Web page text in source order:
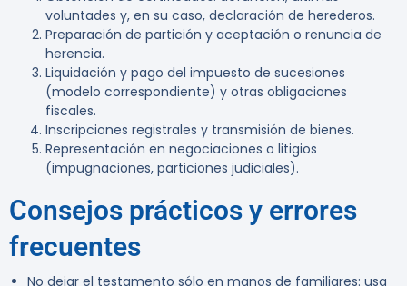
voluntades y, en su caso, declaración de herederos.
Preparación de partición y aceptación o renuncia de
herencia.
Liquidación y pago del impuesto de sucesiones
(modelo correspondiente) y otras obligaciones
fiscales.
Inscripciones registrales y transmisión de bienes.
Representación en negociaciones o litigios
(impugnaciones, particiones judiciales).
Consejos prácticos y errores
frecuentes
No dejar el testamento sólo en manos de familiares: usa